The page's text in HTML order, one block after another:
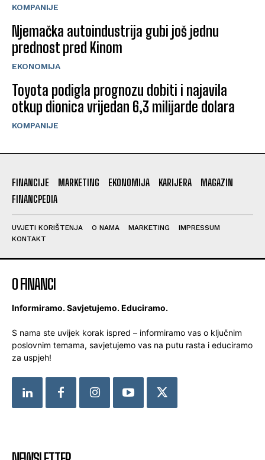
KOMPANIJE
Njemačka autoindustrija gubi još jednu
prednost pred Kinom
EKONOMIJA
Toyota podigla prognozu dobiti i najavila
otkup dionica vrijedan 6,3 milijarde dolara
KOMPANIJE
FINANCIJE MARKETING EKONOMIJA KARIJERA
MAGAZIN
FINANCPEDIA
UVJETI KORIŠTENJA O NAMA MARKETING
IMPRESSUM
KONTAKT
O FINANCI
Informiramo. Savjetujemo. Educiramo.
S nama ste uvijek korak ispred – informiramo vas o ključnim
poslovnim temama, savjetujemo vas na putu rasta i educiramo
za uspjeh!